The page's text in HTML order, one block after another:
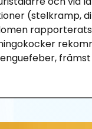
(stelkramp,